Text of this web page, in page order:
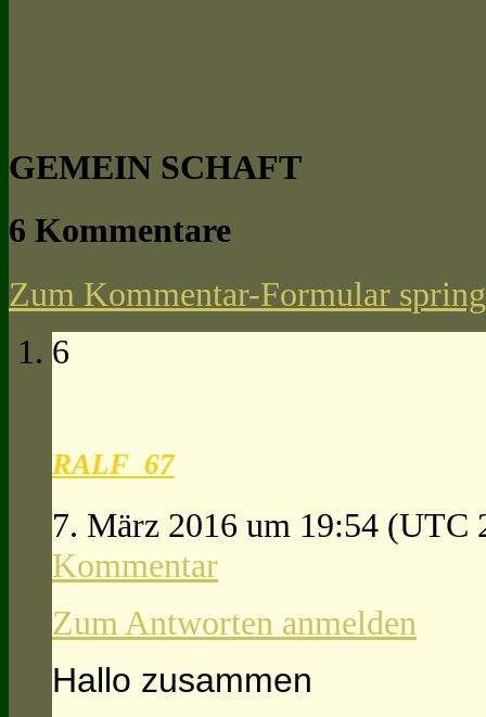
GEMEIN SCHAFT
6 Kommentare
Zum Kommentar-Formular
6
RALF_67
7. März 2016 um 19:54 (UTC
Kommentar
Zum Antworten anmelden
Hallo zusammen